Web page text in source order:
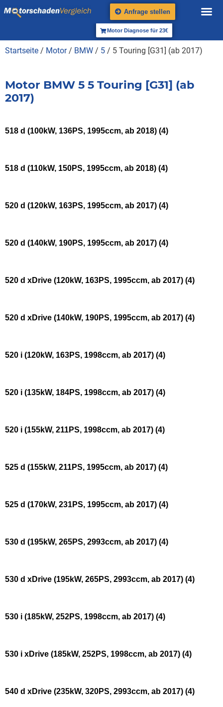
Anfrage stellen
Motor Diagnose für 23€
Startseite / Motor/ BMW / 5 / 5 Touring [G31] (ab 2017)
Motor BMW 5 5 Touring [G31] (ab
2017)
518 d (100kW, 136PS, 1995ccm, ab 2018) (4)
518 d (110kW, 150PS, 1995ccm, ab 2018) (4)
520 d (120kW, 163PS, 1995ccm, ab 2017) (4)
520 d (140kW, 190PS, 1995ccm, ab 2017) (4)
520 d xDrive (120kW, 163PS, 1995ccm, ab 2017) (4)
520 d xDrive (140kW, 190PS, 1995ccm, ab 2017) (4)
520 i (120kW, 163PS, 1998ccm, ab 2017) (4)
520 i (135kW, 184PS, 1998ccm, ab 2017) (4)
520 i (155kW, 211PS, 1998ccm, ab 2017) (4)
525 d (155kW, 211PS, 1995ccm, ab 2017) (4)
525 d (170kW, 231PS, 1995ccm, ab 2017) (4)
530 d (195kW, 265PS, 2993ccm, ab 2017) (4)
530 d xDrive (195kW, 265PS, 2993ccm, ab 2017) (4)
530 i (185kW, 252PS, 1998ccm, ab 2017) (4)
530 i xDrive (185kW, 252PS, 1998ccm, ab 2017) (4)
540 d xDrive (235kW, 320PS, 2993ccm, ab 2017) (4)